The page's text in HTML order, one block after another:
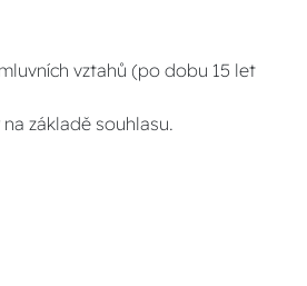
vztahů (po dobu 15 let
základě souhlasu.